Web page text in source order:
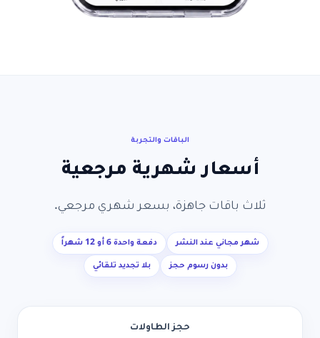
الباقات والتجربة
أسعار شهرية مرجعية
ثلاث باقات جاهزة، بسعر شهري مرجعي.
شهر مجاني عند النشر دفعة واحدة 6 أو 12 شهراً
بدون رسوم حجز بلا تجديد تلقائي
حجز الطاولات